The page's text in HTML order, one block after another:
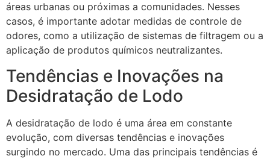
áreas urbanas ou próximas a comunidades. Nesses
casos, é importante adotar medidas de controle de
odores, como a utilização de sistemas de filtragem ou a
aplicação de produtos químicos neutralizantes.
Tendências e Inovações na
Desidratação de Lodo
A desidratação de lodo é uma área em constante
evolução, com diversas tendências e inovações
surgindo no mercado. Uma das principais tendências é